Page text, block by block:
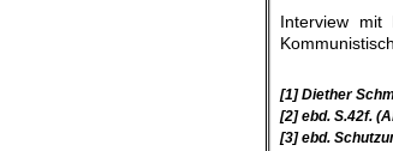
Interview
[1] Diether
[2] ebd. S.42f.
[3] ebd.